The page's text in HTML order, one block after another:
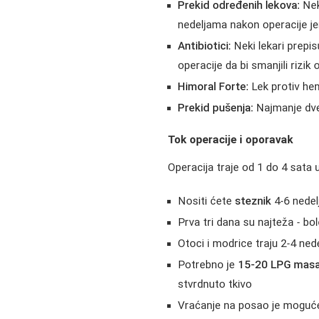
Prekid određenih lekova:
nedeljama nakon operacije
Antibiotici: Neki lekari
operacije da bi smanjili rizik
Himoral Forte: Lek protiv
Prekid pušenja: Najmanje
Tok operacije i oporavak
Operacija traje od 1 do 4 sata
Nositi ćete steznik 4-6
Prva tri dana su najteža -
Otoci i modrice traju 2-4
Potrebno je 15-20 LPG
stvrdnuto tkivo
Vraćanje na posao je